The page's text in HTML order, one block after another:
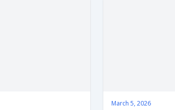
March 5, 2026